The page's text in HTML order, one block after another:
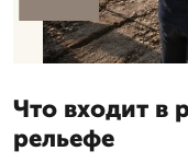
Что входит в
рельефе